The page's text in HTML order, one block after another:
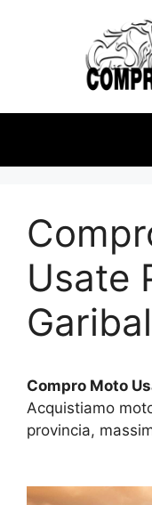
Usate
Compro Moto
Acquistiamo
provincia,